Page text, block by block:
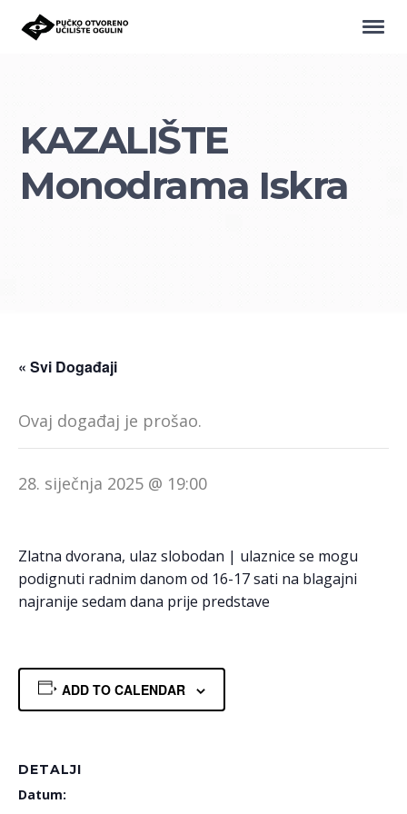
KAZALIŠTE
Monodrama Iskra
« Svi Događaji
Ovaj događaj je prošao.
28. siječnja 2025 @ 19:00
Zlatna dvorana, ulaz slobodan | ulaznice se mogu
podignuti radnim danom od 16-17 sati na blagajni
najranije sedam dana prije predstave
ADD TO CALENDAR
DETALJI
Datum: